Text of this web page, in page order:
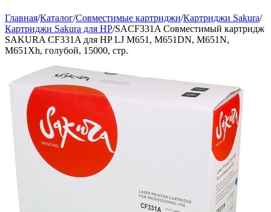
Главная/Каталог/Совместимые картриджи/Картриджи Sakura/
Картриджи Sakura для HP/SACF331A Совместимый картридж
SAKURA CF331A для HP LJ M651, M651DN, M651N,
M651Xh, голубой, 15000, стр.